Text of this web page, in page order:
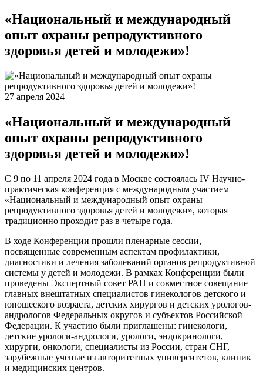
«Национальный и международный
опыт охраны репродуктивного
здоровья детей и молодежи»!
27 апреля 2024
«Национальный и международный
опыт охраны репродуктивного
здоровья детей и молодежи»!
С 9 по 11 апреля 2024 года в Москве состоялась IV Научно-
практическая конференция с международным участием
«Национальный и международный опыт охраны
репродуктивного здоровья детей и молодежи», которая
традиционно проходит раз в четыре года.
В ходе Конференции прошли пленарные сессии,
посвященные современным аспектам профилактики,
диагностики и лечения заболеваний органов репродуктивной
системы у детей и молодежи. В рамках Конференции были
проведены Экспертный совет РАН и совместное совещание
главных внештатных специалистов гинекологов детского и
юношеского возраста, детских хирургов и детских урологов-
андрологов Федеральных округов и субъектов Российской
Федерации. К участию были приглашены: гинекологи,
детские урологи-андрологи, урологи, эндокринологи,
хирурги, онкологи, специалисты из России, стран СНГ,
зарубежные ученые из авторитетных университетов, клиник
и медицинских центров.